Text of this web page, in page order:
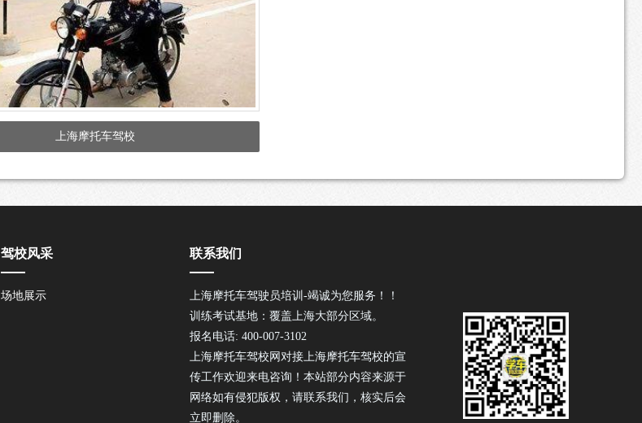
上海摩托车驾校
驾校风采
场地展示
联系我们
上海摩托车驾驶员培训-竭诚为您服务！！
训练考试基地：覆盖上海大部分区域。
报名电话: 400-007-3102
上海摩托车驾校网对接上海摩托车驾校的宣
传工作欢迎来电咨询！本站部分内容来源于
网络如有侵犯版权，请联系我们，核实后会
立即删除。